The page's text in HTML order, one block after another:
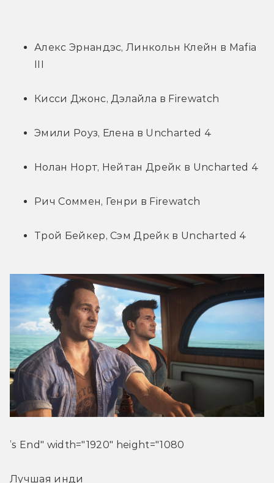
Алекс Эрнандэс, Линкольн Клейн в Mafia
III
Кисси Джонс, Дэлайла в Firewatch
Эмили Роуз, Елена в Uncharted 4
Нолан Норт, Нейтан Дрейк в Uncharted 4
Рич Соммен, Генри в Firewatch
Трой Бейкер, Сэм Дрейк в Uncharted 4
’s End" width="1920" height="1080
Лучшая инди